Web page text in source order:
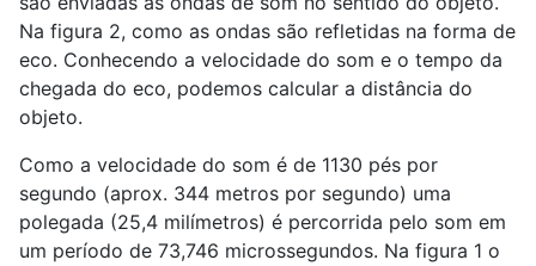
Na figura 2, como as ondas são refletidas na forma de
eco. Conhecendo a velocidade do som e o tempo da
chegada do eco, podemos calcular a distância do
objeto.
Como a velocidade do som é de 1130 pés por
segundo (aprox. 344 metros por segundo) uma
polegada (25,4 milímetros) é percorrida pelo som em
um período de 73,746 microssegundos. Na figura 1 o